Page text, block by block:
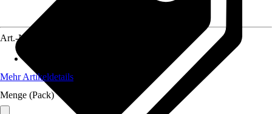
Art.-Nr.
Mehr Artikeldetails
Menge (Pack)